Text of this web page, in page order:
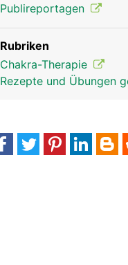
Publireportagen
Rubriken
Chakra-Therapie
Rezepte und Übungen